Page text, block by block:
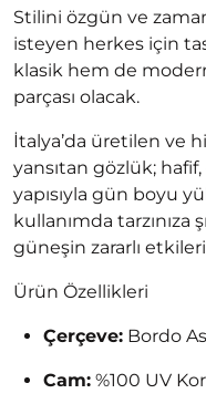
Stilini özgün ve
isteyen herkes için
klasik hem de
parçası olacak.
İtalya’da üretilen ve
yansıtan gözlük;
yapısıyla gün boyu
kullanımda tarzınıza
güneşin zararlı
Ürün Özellikleri
Çerçeve: Bordo
Cam: %100 UV